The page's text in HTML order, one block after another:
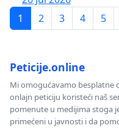
1
2 3 4 5
Peticije.online
Mi omogućavamo besplatne
onlajn peticiju koristeći naš
pomenute u medijima stoga
primećeni u javnosti i da